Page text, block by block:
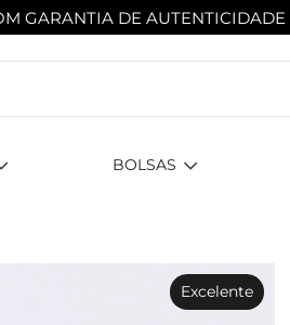
GARANTIA DE AUTENTICIDADE
BOLSAS
Excelente